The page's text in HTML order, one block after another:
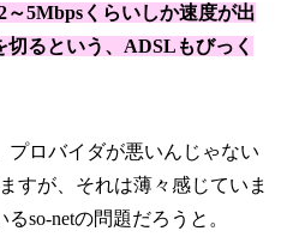
5Mbpsくらいしか速度が出
るという、ADSLもびっく
プロバイダが悪いんじゃない
すが、それは薄々感じていま
so-netの問題だろうと。